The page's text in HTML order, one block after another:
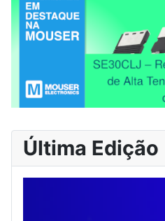
Última Edição